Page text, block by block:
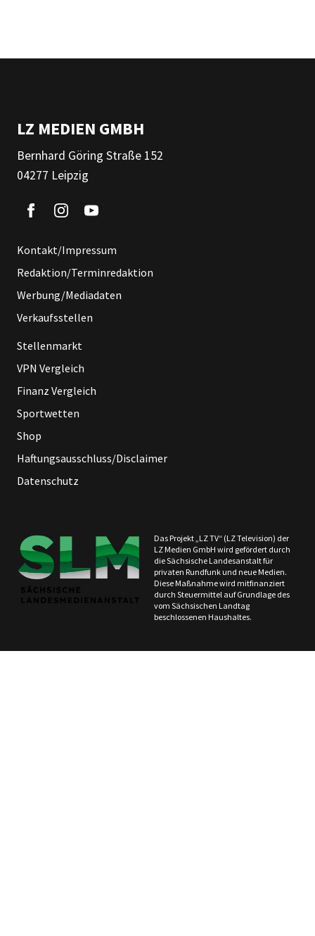
LZ MEDIEN GMBH
Bernhard Göring Straße 152
04277 Leipzig
Kontakt/Impressum
Redaktion/Terminredaktion
Werbung/Mediadaten
Verkaufsstellen
Stellenmarkt
VPN Vergleich
Finanz Vergleich
Sportwetten
Shop
Haftungsausschluss/Disclaimer
Datenschutz
Das Projekt „LZ TV“ (LZ Television) der
LZ Medien GmbH wird gefördert durch
die Sächsische Landesanstalt für
privaten Rundfunk und neue Medien.
Diese Maßnahme wird mitfinanziert
durch Steuermittel auf Grundlage des
vom Sächsischen Landtag
beschlossenen Haushaltes.